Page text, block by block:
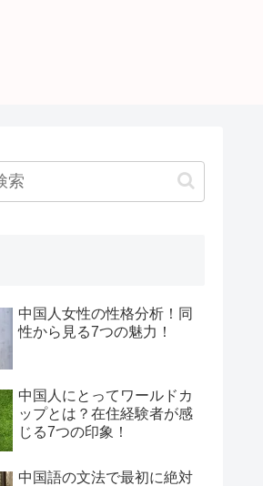
中国人女性の性格分析！同
性から見る7つの魅力！
中国人にとってワールドカ
ップとは？在住経験者が感
じる7つの印象！
中国語の文法で最初に絶対